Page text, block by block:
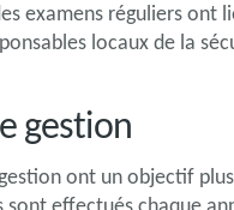
examens réguliers ont
locaux de la
gestion
ont un objectif
sont effectués chaque